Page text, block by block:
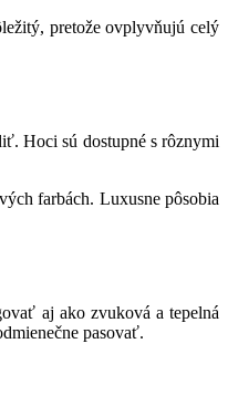
pretože ovplyvňujú celý
Hoci sú dostupné s rôznymi
farbách. Luxusne pôsobia
aj ako zvuková a tepelná
pasovať.